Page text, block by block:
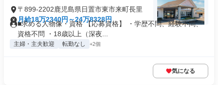
〒899-2202鹿児島県日置市東市来町長里
月給18万2340円～24万8328円
■求める人物像・資格 【応募資格】 ・学歴不問、経験不問、
資格不問 ・18歳以上（深夜...
主婦・主夫歓迎 転勤なし +2個
気になる